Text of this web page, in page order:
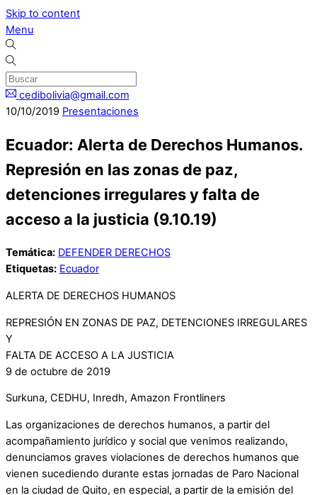
Skip to content
Menu
cedibolivia@gmail.com
10/10/2019 Presentaciones
Ecuador: Alerta de Derechos Humanos.
Represión en las zonas de paz,
detenciones irregulares y falta de
acceso a la justicia (9.10.19)
Temática: DEFENDER DERECHOS
Etiquetas: Ecuador
ALERTA DE DERECHOS HUMANOS
REPRESIÓN EN ZONAS DE PAZ, DETENCIONES IRREGULARES
Y
FALTA DE ACCESO A LA JUSTICIA
9 de octubre de 2019
Surkuna, CEDHU, Inredh, Amazon Frontliners
Las organizaciones de derechos humanos, a partir del
acompañamiento jurídico y social que venimos realizando,
denunciamos graves violaciones de derechos humanos que
vienen sucediendo durante estas jornadas de Paro Nacional
en la ciudad de Quito, en especial, a partir de la emisión del